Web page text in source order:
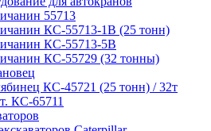
55713
КС-55713-1В (25 тонн)
КС-55713-5В
КС-55729 (32 тонны)
КС-45721 (25 тонн) / 32т
КС-65711